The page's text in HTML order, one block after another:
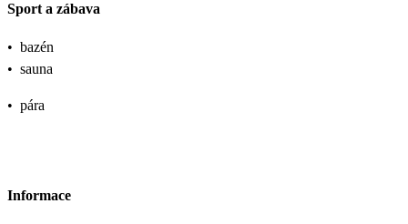
Sport a zábava
• bazén
• sauna
• pára
Informace